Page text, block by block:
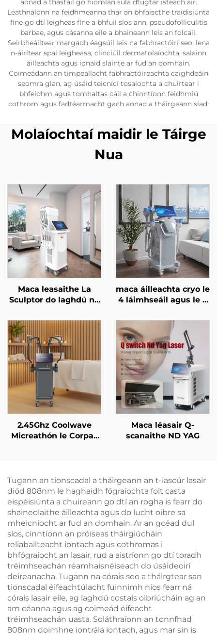
aonad a thástáil go hiomlán sula dtugtar isteach air.
Leathnaíonn na feidhmeanna thar an bhfáiscthe traidisiúnta
fíne go dtí leigheas fíne a bhfuil síos ann, pseudofolliculitis
barbae, agus cásanna eile a bhaineann leis an folcail.
Seirbheáiltear margadh éagsúil leis na fabhractóirí seo, lena
n-áirítear spaí leigheasa, clinciúil dermatolaíochta, salainn
áilleachta agus ionaid sláinte ar fud an domhain.
Coimeádann an timpeallacht fabhractóireachta caighdeáin
seomra glan, ag úsáid teicnící tosaíochta a chuirtear i
bhfeidhm agus tomhaltas cáil a chinntíonn feidhmiú
cothrom agus fadtéarmacht gach aonad a tháirgeann siad.
Molaíochtaí maidir le Táirge
Nua
Maca leasaithe La
Sculptor do laghdú na
le léasair diódach 1060
nm, do chruthú an
chorpais agus do chur
i mbárr an bholgáin
maca áilleachta cryo le
4 láimhseáil agus le 8
teicneolaíocht
fuaraithe 360 céim, le
criothaireacht, le
laghdú meáchan
2.45Ghz Coolwave
Micreathón le Corpas
umhthacht Aghaidh le
haghaidh Caillteanais
Meáchain, Glanadh
Corpais
Maca léasair Q-
scanaithe ND YAG
Tugann an tionscadal a tháirgeann an t-iascúr lasair
diód 808nm le haghaidh fógraíochta folt casta
eispéisiúnta a chuireann go dtí an rogha is fearr do
shaineolaithe áilleachta agus do lucht oibre sa
mheicníocht ar fud an domhain. Ar an gcéad dul
síos, cinntíonn an próiseas tháirgiúcháin
reliabailteacht iontach agus cothromas i
bhfógraíocht an lasair, rud a aistríonn go dtí toradh
tréimhseachán réamhaisnéiseach do úsáideoirí
deireanacha. Tugann na córais seo a tháirgtear san
tionscadal éifeachtúlacht fuinnimh níos fearr ná
córais lasair eile, ag laghdú costais oibriúcháin ag an
am céanna agus ag coimeád éifeacht
tréimhseachán uasta. Soláthraíonn an tonnfhad
808nm doimhne iontrála iontach, agus mar sin is